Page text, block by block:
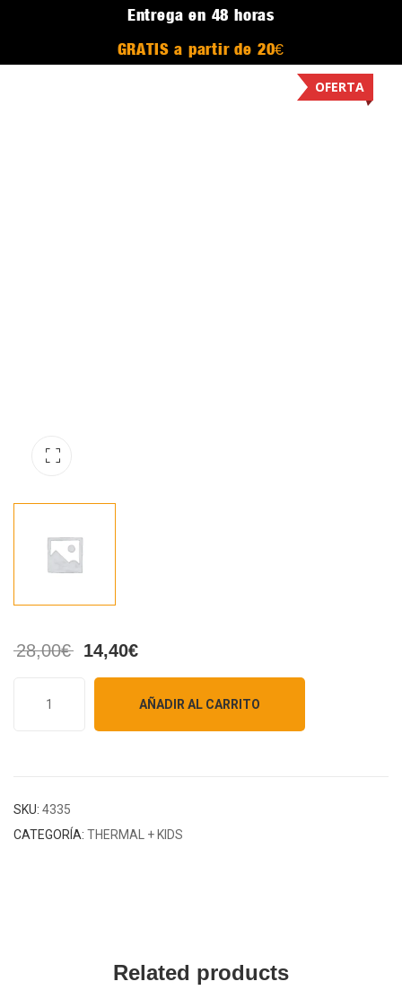
Entrega en 48 horas
GRATIS a partir de 20€
OFERTA
28,00€ 14,40€
AÑADIR AL CARRITO
SKU: 4335
CATEGORÍA: THERMAL + KIDS
Related products